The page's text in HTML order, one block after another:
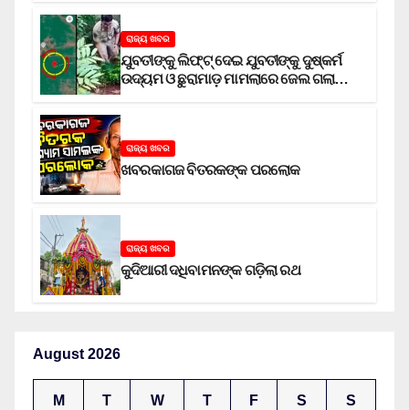
ରାଜ୍ୟ ଖବର
ଯୁବତୀଙ୍କୁ ଲିଫ୍‌ଟ୍‌ ଦେଇ ଯୁବତୀଙ୍କୁ ଦୁଷ୍କର୍ମ
ଉଦ୍ୟମ ଓ ଛୁରାମାଡ଼ ମାମଲାରେ ଜେଲ ଗଲା
ରାଜ୍ୟ ଖବର
ଖବରକାଗଜ ବିତରକଙ୍କ ପରଲୋକ
ରାଜ୍ୟ ଖବର
କୁଦିଆରୀ ଦଧିବାମନଙ୍କ ଗଡ଼ିଲା ରଥ
August 2026
M T W T F S S